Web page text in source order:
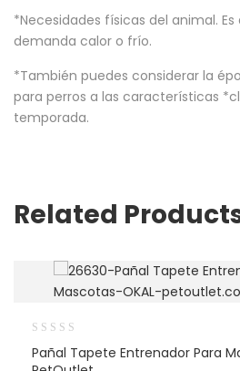
*Necesidades físicas del animal.
demanda calor o frío.
*También puedes considerar la
para perros a las características
temporada.
Related
Pañal Tapete Entrenador Para